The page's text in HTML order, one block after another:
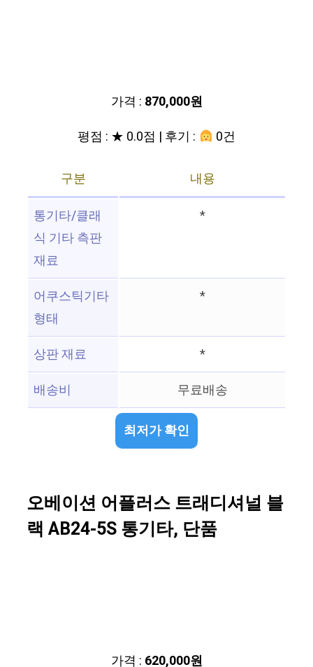
가격 : 870,000원
평점 : ★ 0.0점 | 후기 :
0건
구분
내용
통기타/클래
식 기타 측판
재료
*
어쿠스틱기타
형태
*
상판 재료
*
배송비
무료배송
최저가 확인
오베이션 어플러스 트래디셔널 블
랙 AB24-5S 통기타, 단품
가격 : 620,000원